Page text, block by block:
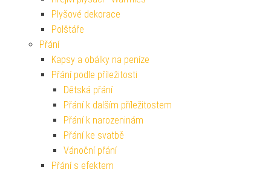
Plyšové dekorace
Polštáře
Přání
Kapsy a obálky na peníze
Přání podle příležitosti
Dětská přání
Přání k dalším příležitostem
Přání k narozeninám
Přání ke svatbě
Vánoční přání
Přání s efektem